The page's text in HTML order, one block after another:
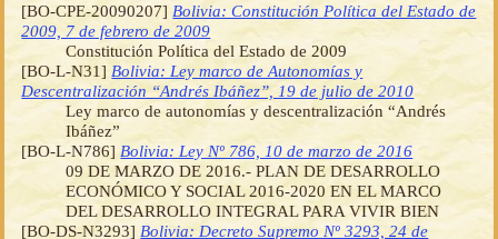
[BO-CPE-20090207]Bolivia: Constitución Política del Estado de
2009, 7 de febrero de 2009
Constitución Política del Estado de 2009
[BO-L-N31]Bolivia: Ley marco de Autonomías y
Descentralización “Andrés Ibáñez”, 19 de julio de 2010
Ley marco de autonomías y descentralización “Andrés
Ibáñez”
[BO-L-N786]Bolivia: Ley Nº 786, 10 de marzo de 2016
09 DE MARZO DE 2016.- PLAN DE DESARROLLO
ECONÓMICO Y SOCIAL 2016-2020 EN EL MARCO
DEL DESARROLLO INTEGRAL PARA VIVIR BIEN
[BO-DS-N3293]Bolivia: Decreto Supremo Nº 3293, 24 de